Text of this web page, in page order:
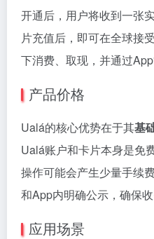
开通后，用户将收到一张
片充值后，即可在全球接
下消费、取现，并通过App
产品价格
Ualá的核心优势在于其基
Ualá账户和卡片本身是免
操作可能会产生少量手续
和App内明确公示，确保收
应用场景